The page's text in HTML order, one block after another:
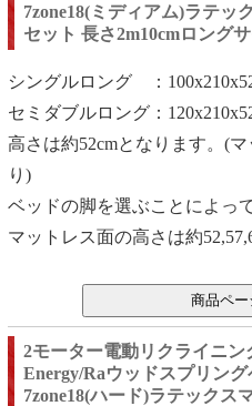
7zone18(ミディアム)ラテッ
セット 長さ2m10cmロング
シングルロング ：
セミダブルロング：
高さは約52cmとなります。(
り)
ベッドの脚を選ぶことによって
マットレス面の高さは約
2モーター電動リクライニン
Energy/Raウッドスプリング
7zone18(ハード)ラテックス